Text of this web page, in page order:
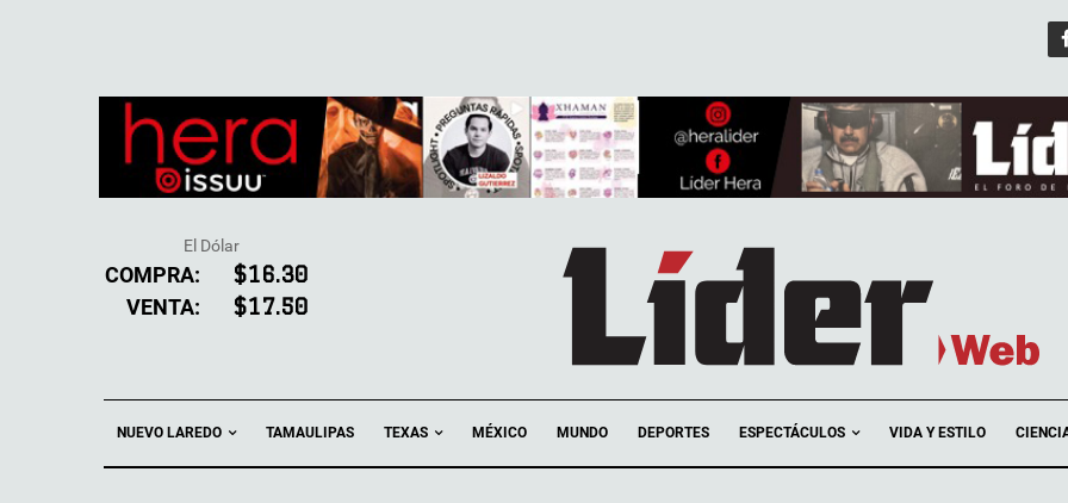
El Dólar
COMPRA: $16.30
VENTA: $17.50
NUEVO LAREDO TAMAULIPAS TEXAS MÉXICO MUNDO DEPORTES ESPECTÁCULOS VIDA Y ESTILO